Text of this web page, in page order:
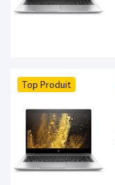
Top Produit